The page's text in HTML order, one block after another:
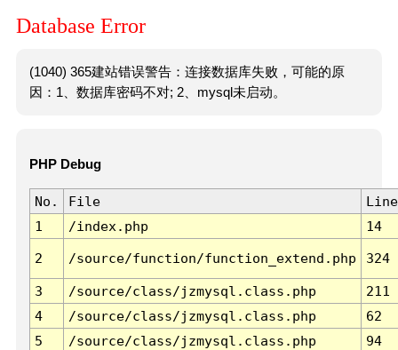
Database Error
(1040) 365建站错误警告：连接数据库失败，可能的原
因：1、数据库密码不对; 2、mysql未启动。
PHP Debug
No. File
Line
1
/index.php 14
2 /source/function/function_extend.php 324
3 /source/class/jzmysql.class.php
211
4
/source/class/jzmysql.class.php
62
5
/source/class/jzmysql.class.php
94